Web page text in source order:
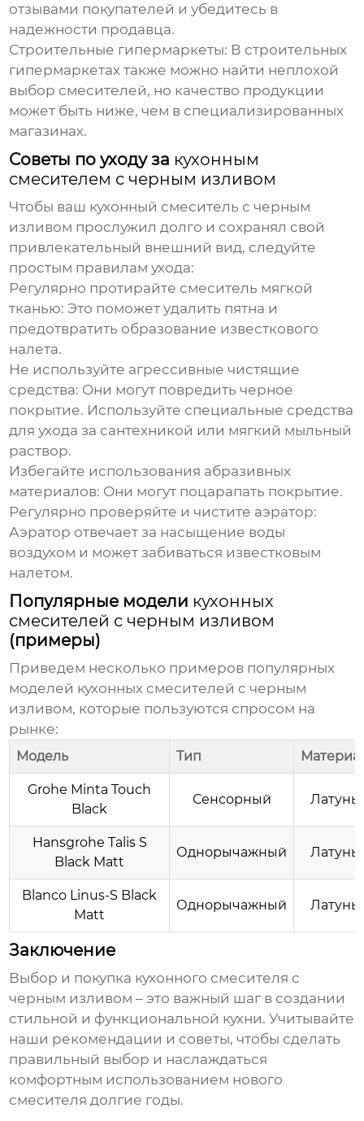
отзывами покупателей и убедитесь в
надежности продавца.
Строительные гипермаркеты: В строительных
гипермаркетах также можно найти неплохой
выбор смесителей, но качество продукции
может быть ниже, чем в специализированных
магазинах.
Советы по уходу за кухонным
смесителем с черным изливом
Чтобы ваш кухонный смеситель с черным
изливом прослужил долго и сохранял свой
привлекательный внешний вид, следуйте
простым правилам ухода:
Регулярно протирайте смеситель мягкой
тканью: Это поможет удалить пятна и
предотвратить образование известкового
налета.
Не используйте агрессивные чистящие
средства: Они могут повредить черное
покрытие. Используйте специальные средства
для ухода за сантехникой или мягкий мыльный
раствор.
Избегайте использования абразивных
материалов: Они могут поцарапать покрытие.
Регулярно проверяйте и чистите аэратор:
Аэратор отвечает за насыщение воды
воздухом и может забиваться известковым
налетом.
Популярные модели кухонных
смесителей с черным изливом
(примеры)
Приведем несколько примеров популярных
моделей кухонных смесителей с черным
изливом, которые пользуются спросом на
рынке:
Модель Тип
Grohe Minta Touch
Black
Сенсорный Латунь
Hansgrohe Talis S
Black Matt
Однорычажный Латунь
Blanco Linus-S Black
Matt
Однорычажный Латунь
Заключение
Выбор и покупка кухонного смесителя с
черным изливом – это важный шаг в создании
стильной и функциональной кухни. Учитывайте
наши рекомендации и советы, чтобы сделать
правильный выбор и наслаждаться
комфортным использованием нового
смесителя долгие годы.